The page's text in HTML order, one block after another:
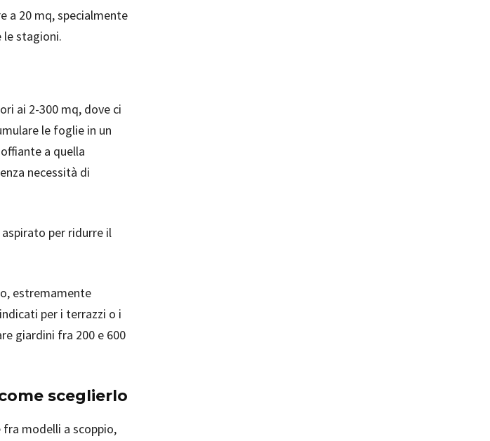
a 20 mq, specialmente
le stagioni.
ai 2-300 mq, dove ci
le foglie in un
a quella
necessità di
per ridurre il
estremamente
per i terrazzi o i
giardini fra 200 e 600
sceglierlo
modelli a scoppio,